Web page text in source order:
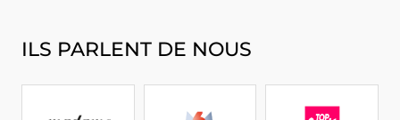
ILS PARLENT DE NOUS